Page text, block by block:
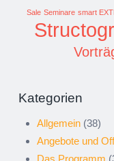
Sale Seminare smart
Kategorien
Allgemein (38)
Angebote und
Das Programm